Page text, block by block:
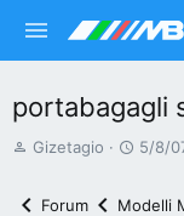
portabagagli
A
Gizetagio
D
t
5/8/
Forum Modelli